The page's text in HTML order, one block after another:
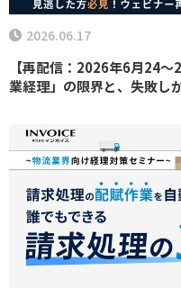
【再配信：2026年6月24
業経理」の限界と、失敗し
2026.06.17